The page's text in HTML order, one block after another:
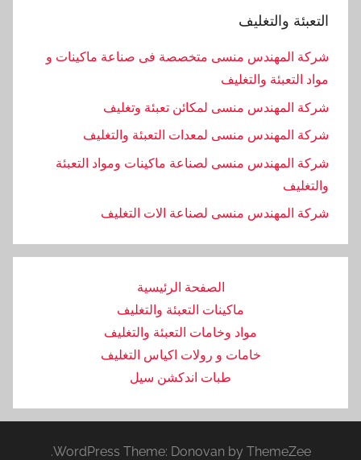
التعبئة والتغليف
شركة المهندس منسى متخصصة فى صناعة ماكينات و
مواد التعبئة والتغليف
شركة المهندس منسى لمكائن تعبئة وتغليف
شركة المهندس منسى لمعدات التعبئة والتغليف
شركة المهندس منسى لصناعة ماكينات ومواد التعبئة
والتغليف
‏شركة المهندس منسى لصناعة الات التغليف
الصفحة الرئيسية
ماكينات التعبئة والتغليف
مواد وخامات التعبئة والتغليف
خامات و رولات اكياس التغليف
طبات اندكشن سيل
WordPress Theme: Donovan by ThemeZee.